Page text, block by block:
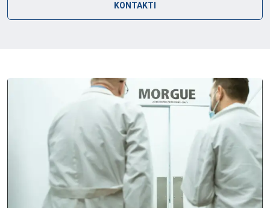
KONTAKTI